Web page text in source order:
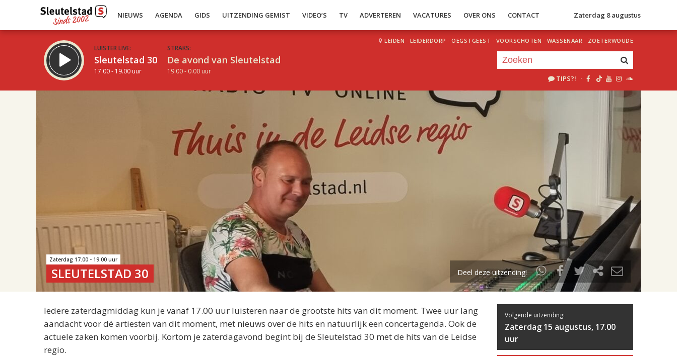
NIEUWS AGENDA GIDS UITZENDING GEMIST VIDEO’S TV ADVERTEREN VACATURES OVER ONS CONTACT Zaterdag 8 augustus
LUISTER LIVE:
Sleutelstad 30
17.00 - 19.00 uur
STRAKS:
De avond van Sleutelstad
19.00 - 0.00 uur
LEIDEN · LEIDERDORP · OEGSTGEEST · VOORSCHOTEN · WASSENAAR · ZOETERWOUDE
TIPS?! ·
uur 1 van 2
Volgend uur
Zaterdag 17.00 - 19.00 uur
SLEUTELSTAD 30 Deel deze uitzending!
Iedere zaterdagmiddag kun je vanaf 17.00 uur luisteren naar de grootste hits van dit moment. Twee uur lang
aandacht voor dé artiesten van dit moment, met nieuws over de hits en natuurlijk een concertagenda. Ook de
actuele zaken komen voorbij. Kortom je zaterdagavond begint bij de Sleutelstad 30 met de hits van de Leidse
regio.
Volgende uitzending:
Zaterdag 15 augustus, 17.00
uur